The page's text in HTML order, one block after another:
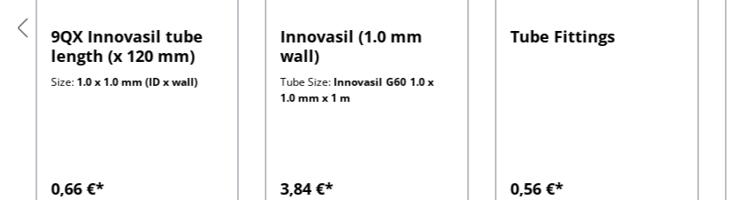
9QX Innovasil tube
length (x 120 mm)
Size: 1.0 x 1.0 mm (ID x wall)
0,66 €*
Innovasil (1.0 mm
wall)
Tube Size: Innovasil G60 1.0 x
1.0 mm x 1 m
3,84 €*
Tube Fittings
0,56 €*